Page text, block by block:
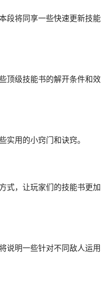
段将同享一些快速更新技能
顶级技能书的解开条件和效
实用的小窍门和诀窍。
式，让玩家们的技能书更加
说明一些针对不同敌人运用